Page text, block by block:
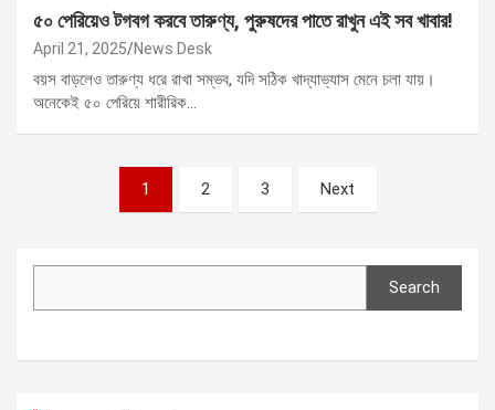
৫০ পেরিয়েও টগবগ করবে তারুণ্য, পুরুষদের পাতে রাখুন এই সব খাবার!
April 21, 2025 News Desk
বয়স বাড়লেও তারুণ্য ধরে রাখা সম্ভব, যদি সঠিক খাদ্যাভ্যাস মেনে চলা যায়।
অনেকেই ৫০ পেরিয়ে শারীরিক…
pagination
1 2 3 Next
Search